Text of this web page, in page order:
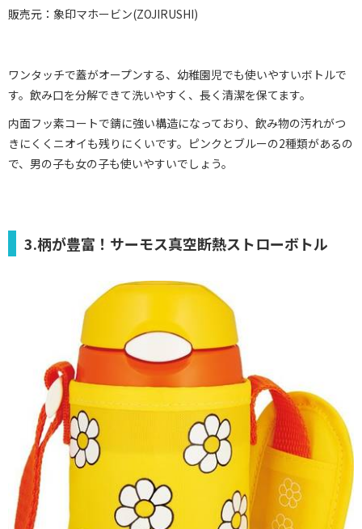
販売元：象印マホービン(ZOJIRUSHI)
ワンタッチで蓋がオープンする、幼稚園児でも使いやすいボトルで
す。飲み口を分解できて洗いやすく、長く清潔を保てます。
内面フッ素コートで錆に強い構造になっており、飲み物の汚れがつ
きにくくニオイも残りにくいです。ピンクとブルーの2種類があるの
で、男の子も女の子も使いやすいでしょう。
3.柄が豊富！サーモス真空断熱ストローボトル